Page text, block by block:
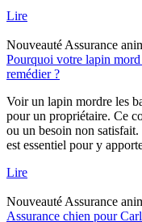
Lire
Nouveauté Assurance
Pourquoi votre lapin mord
remédier ?
Voir un lapin mordre les
pour un propriétaire. Ce
ou un besoin non
est essentiel pour y
Lire
Nouveauté Assurance
Assurance chien pour